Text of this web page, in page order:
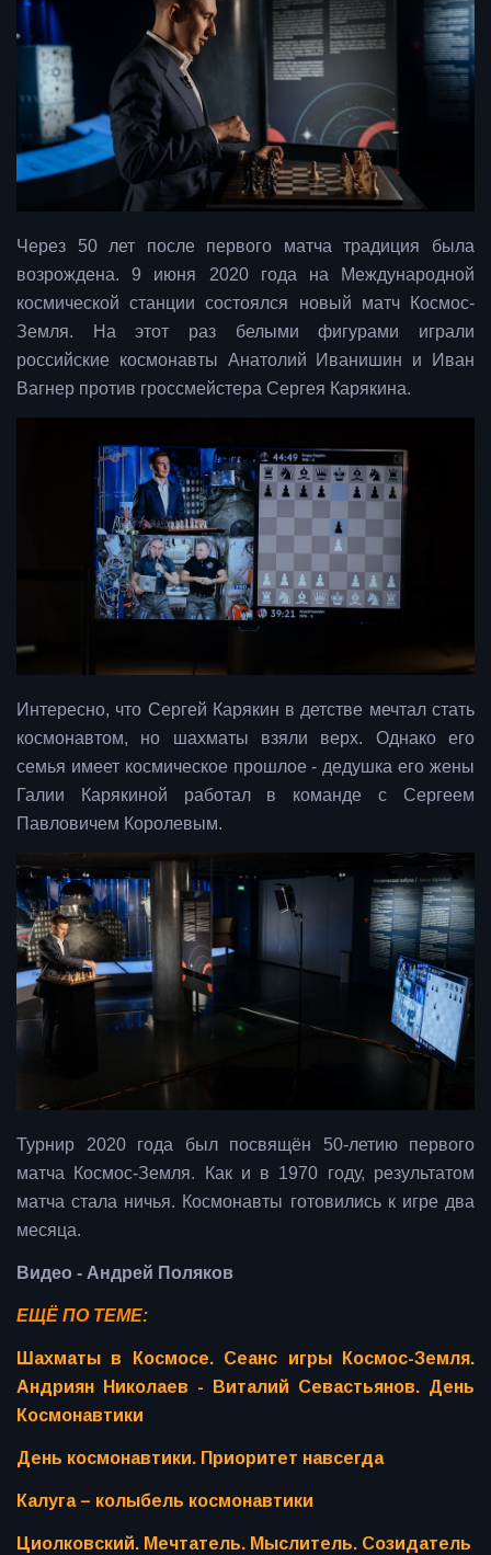
Через 50 лет после первого матча традиция была
возрождена. 9 июня 2020 года на Международной
космической станции состоялся новый матч Космос-
Земля. На этот раз белыми фигурами играли
российские космонавты Анатолий Иванишин и Иван
Вагнер против гроссмейстера Сергея Карякина.
Интересно, что Сергей Карякин в детстве мечтал стать
космонавтом, но шахматы взяли верх. Однако его
семья имеет космическое прошлое - дедушка его жены
Галии Карякиной работал в команде с Сергеем
Павловичем Королевым.
Турнир 2020 года был посвящён 50-летию первого
матча Космос-Земля. Как и в 1970 году, результатом
матча стала ничья. Космонавты готовились к игре два
месяца.
Видео - Андрей Поляков
ЕЩЁ ПО ТЕМЕ:
Шахматы в Космосе. Сеанс игры Космос-Земля.
Андриян Николаев - Виталий Севастьянов. День
Космонавтики
День космонавтики. Приоритет навсегда
Калуга – колыбель космонавтики
Циолковский. Мечтатель. Мыслитель. Созидатель